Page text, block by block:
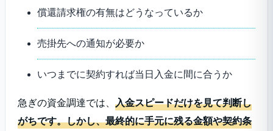
償還請求権の有無はどうなっているか
売掛先への通知が必要か
いつまでに契約すれば当日入金に間に合うか
急ぎの資金調達では、 入金スピードだけを見て判断し
がちです。しかし、最終的に手元に残る金額や契約条